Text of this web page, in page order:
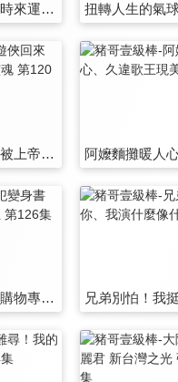
一口麵包滿滿愛、時來運轉遇貴人 第114集
霹靂遊俠回來了、被上帝錯置的靈魂 第120集
死刑犯變身書商、購物專家遇天王 第126集